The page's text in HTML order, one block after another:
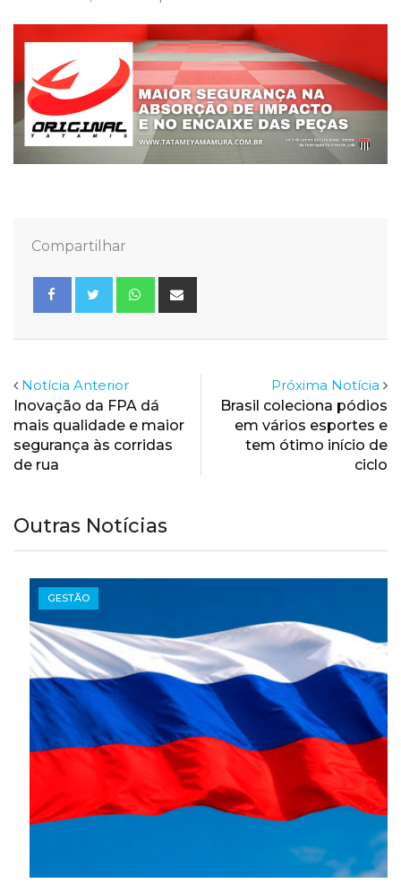
Compartilhar
Whatsapp
Notícia Anterior
Inovação da FPA dá
mais qualidade e maior
segurança às corridas
de rua
Próxima Notícia
Brasil coleciona pódios
em vários esportes e
tem ótimo início de
ciclo
Outras Notícias
GESTÃO